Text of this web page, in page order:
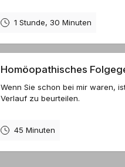
1 Stunde, 30 Minuten
Homöopathisches
Wenn Sie schon bei mir waren,
Verlauf zu beurteilen.
45 Minuten